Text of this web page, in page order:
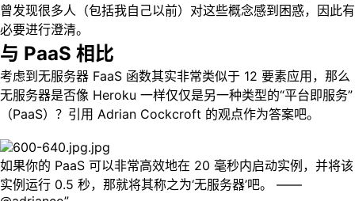
曾发现很多人（包括我自己以前）对这些概念感到困惑，因此有
必要进行澄清。
与 PaaS 相比
考虑到无服务器 FaaS 函数其实非常类似于 12 要素应用，那么
无服务器是否像 Heroku 一样仅仅是另一种类型的“平台即服务”
（PaaS）？引用 Adrian Cockcroft 的观点作为答案吧。
如果你的 PaaS 可以非常高效地在 20 毫秒内启动实例，并将该
实例运行 0.5 秒，那就将其称之为‘无服务器’吧。 ——